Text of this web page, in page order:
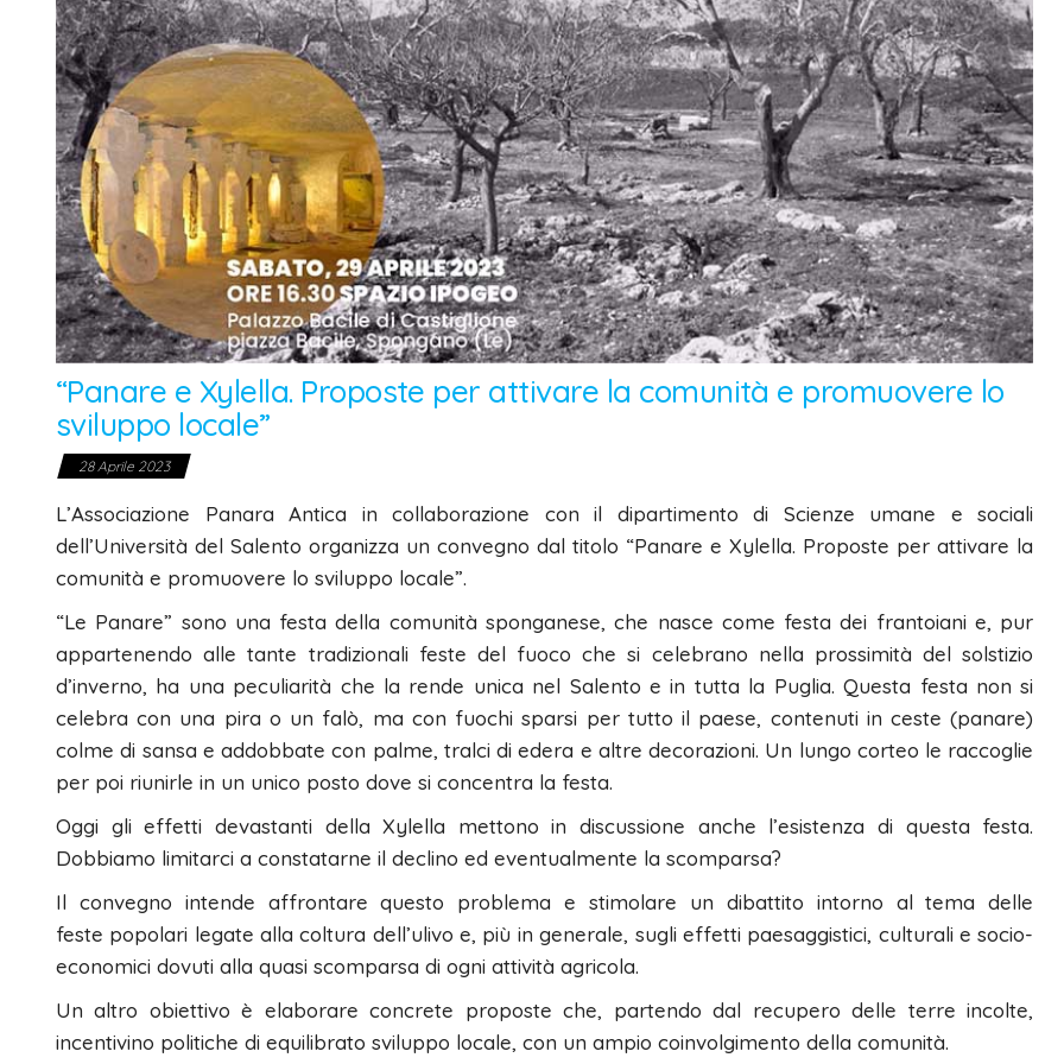
“Panare e Xylella. Proposte per attivare la comunità e promuovere lo
sviluppo locale”
28 Aprile 2023
L’Associazione Panara Antica in collaborazione con il dipartimento di Scienze umane e sociali
dell’Università del Salento organizza un convegno dal titolo “Panare e Xylella. Proposte per attivare la
comunità e promuovere lo sviluppo locale”.
“Le Panare” sono una festa della comunità sponganese, che nasce come festa dei frantoiani e, pur
appartenendo alle tante tradizionali feste del fuoco che si celebrano nella prossimità del solstizio
d’inverno, ha una peculiarità che la rende unica nel Salento e in tutta la Puglia. Questa festa non si
celebra con una pira o un falò, ma con fuochi sparsi per tutto il paese, contenuti in ceste (panare)
colme di sansa e addobbate con palme, tralci di edera e altre decorazioni. Un lungo corteo le raccoglie
per poi riunirle in un unico posto dove si concentra la festa.
Oggi gli effetti devastanti della Xylella mettono in discussione anche l’esistenza di questa festa.
Dobbiamo limitarci a constatarne il declino ed eventualmente la scomparsa?
Il convegno intende affrontare questo problema e stimolare un dibattito intorno al tema delle
feste popolari legate alla coltura dell’ulivo e, più in generale, sugli effetti paesaggistici, culturali e socio-
economici dovuti alla quasi scomparsa di ogni attività agricola.
Un altro obiettivo è elaborare concrete proposte che, partendo dal recupero delle terre incolte,
incentivino politiche di equilibrato sviluppo locale, con un ampio coinvolgimento della comunità.